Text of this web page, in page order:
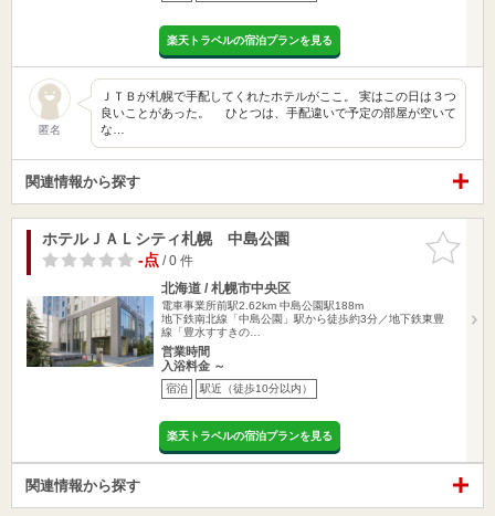
楽天トラベルの宿泊プランを見る
匿名
ＪＴＢが札幌で手配してくれたホテルがここ。 実はこの日は３つ
良いことがあった。 ひとつは、手配違いで予定の部屋が空いて
な…
関連情報から探す
お気に入
りに追加
ホテルＪＡＬシティ札幌 中島公園
-点/ 0 件
北海道 / 札幌市中央区
電車事業所前駅2.62km 中島公園駅188m
地下鉄南北線「中島公園」駅から徒歩約3分／地下鉄東豊
線「豊水すすきの…
営業時間
入浴料金 ～
宿泊 駅近（徒歩10分以内）
楽天トラベルの宿泊プランを見る
関連情報から探す